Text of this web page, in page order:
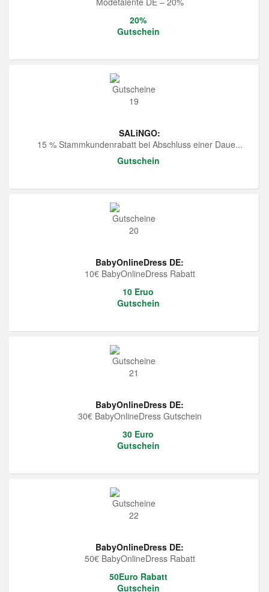
20%
Gutschein
SALiNGO:
15 % Stammkundenrabatt bei Abschluss einer Daue...
Gutschein
BabyOnlineDress DE:
10€ BabyOnlineDress Rabatt
10 Eruo
Gutschein
BabyOnlineDress DE:
30€ BabyOnlineDress Gutschein
30 Euro
Gutschein
BabyOnlineDress DE:
50€ BabyOnlineDress Rabatt
50Euro Rabatt
Gutschein